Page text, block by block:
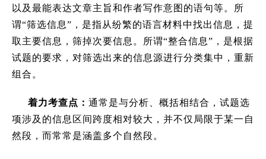
以及最能表达文章主旨和作者写作意图的语句等。所
谓“筛选信息”，是指从纷繁的语言材料中找出信息，提
取主要信息，筛掉次要信息。所谓“整合信息”，是根据
试题的要求，对筛选出来的信息源进行分类集中，重新
组合。
着力考查点： 通常是与分析、概括相结合，试题选
项涉及的信息区间跨度相对较大，并不仅局限于某一自
然段，而常常是涵盖多个自然段。